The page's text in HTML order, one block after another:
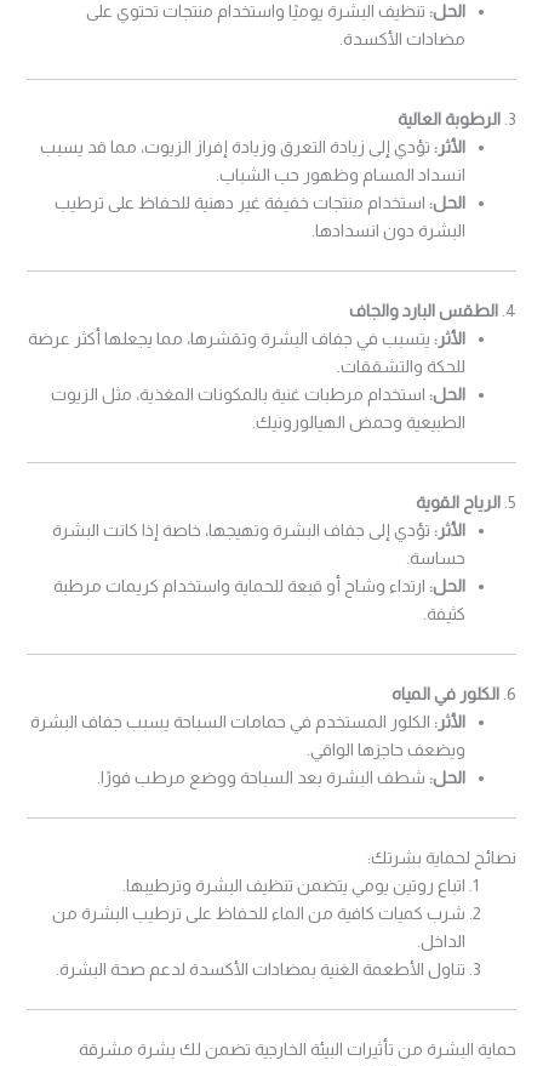
الحل: تنظيف البشرة يوميًا واستخدام منتجات تحتوي على
مضادات الأكسدة.
3. الرطوبة العالية
الأثر: تؤدي إلى زيادة التعرق وزيادة إفراز الزيوت، مما قد يسبب
انسداد المسام وظهور حب الشباب.
الحل: استخدام منتجات خفيفة غير دهنية للحفاظ على ترطيب
البشرة دون انسدادها.
4. الطقس البارد والجاف
الأثر: يتسبب في جفاف البشرة وتقشرها، مما يجعلها أكثر عرضة
للحكة والتشققات.
الحل: استخدام مرطبات غنية بالمكونات المغذية، مثل الزيوت
الطبيعية وحمض الهيالورونيك.
5. الرياح القوية
الأثر: تؤدي إلى جفاف البشرة وتهيجها، خاصة إذا كانت البشرة
حساسة.
الحل: ارتداء وشاح أو قبعة للحماية واستخدام كريمات مرطبة
كثيفة.
6. الكلور في المياه
الأثر: الكلور المستخدم في حمامات السباحة يسبب جفاف البشرة
ويضعف حاجزها الواقي.
الحل: شطف البشرة بعد السباحة ووضع مرطب فورًا.
نصائح لحماية بشرتك:
اتباع روتين يومي يتضمن تنظيف البشرة وترطيبها.
شرب كميات كافية من الماء للحفاظ على ترطيب البشرة من
الداخل.
تناول الأطعمة الغنية بمضادات الأكسدة لدعم صحة البشرة.
حماية البشرة من تأثيرات البيئة الخارجية تضمن لك بشرة مشرقة